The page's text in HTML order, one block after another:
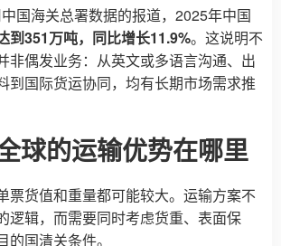
国海关总署数据的报道，2025年中国
到351万吨，同比增长11.9%。这说明不
非偶发业务：从英文或多语言沟通、出
到国际货运协同，均有长期市场需求推
球的运输优势在哪里
票货值和重量都可能较大。运输方案不
逻辑，而需要同时考虑货重、表面保
国清关条件。